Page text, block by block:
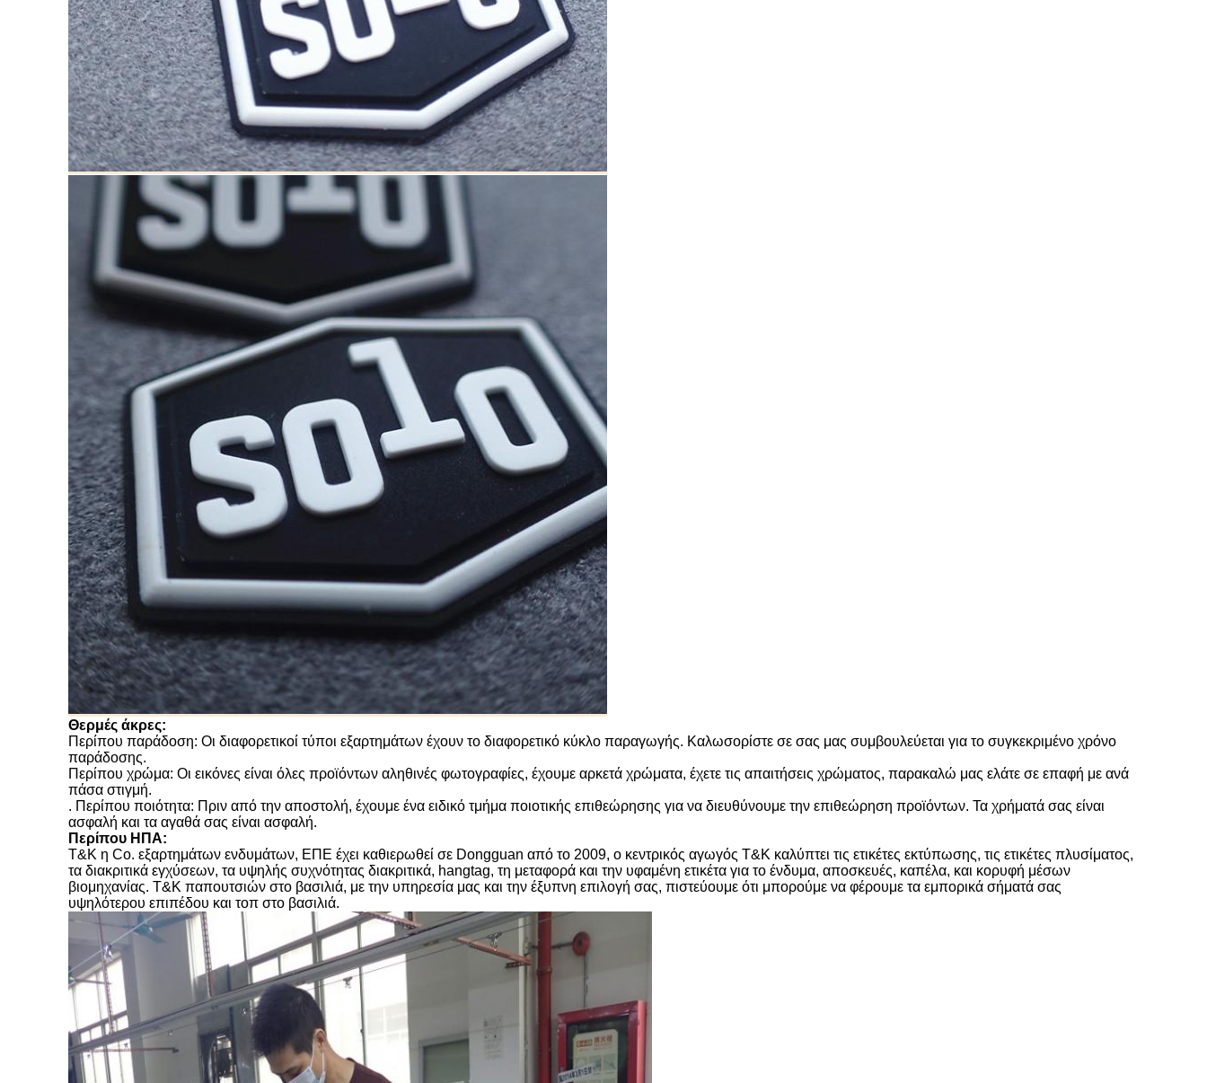
Θερμές άκρες:
Περίπου παράδοση: Οι διαφορετικοί τύποι εξαρτημάτων έχουν το διαφορετικό κύκλο παραγωγής. Καλωσορίστε σε σας μας συμβουλεύεται για το συγκεκριμένο χρόνο
παράδοσης.
Περίπου χρώμα: Οι εικόνες είναι όλες προϊόντων αληθινές φωτογραφίες, έχουμε αρκετά χρώματα, έχετε τις απαιτήσεις χρώματος, παρακαλώ μας ελάτε σε επαφή με ανά
πάσα στιγμή.
. Περίπου ποιότητα: Πριν από την αποστολή, έχουμε ένα ειδικό τμήμα ποιοτικής επιθεώρησης για να διευθύνουμε την επιθεώρηση προϊόντων. Τα χρήματά σας είναι
ασφαλή και τα αγαθά σας είναι ασφαλή.
Περίπου ΗΠΑ:
T&K η Co. εξαρτημάτων ενδυμάτων, ΕΠΕ έχει καθιερωθεί σε Dongguan από το 2009, ο κεντρικός αγωγός T&K καλύπτει τις ετικέτες εκτύπωσης, τις ετικέτες πλυσίματος,
τα διακριτικά εγχύσεων, τα υψηλής συχνότητας διακριτικά, hangtag, τη μεταφορά και την υφαμένη ετικέτα για το ένδυμα, αποσκευές, καπέλα, και κορυφή μέσων
βιομηχανίας. T&K παπουτσιών στο βασιλιά, με την υπηρεσία μας και την έξυπνη επιλογή σας, πιστεύουμε ότι μπορούμε να φέρουμε τα εμπορικά σήματά σας
υψηλότερου επιπέδου και τοπ στο βασιλιά.